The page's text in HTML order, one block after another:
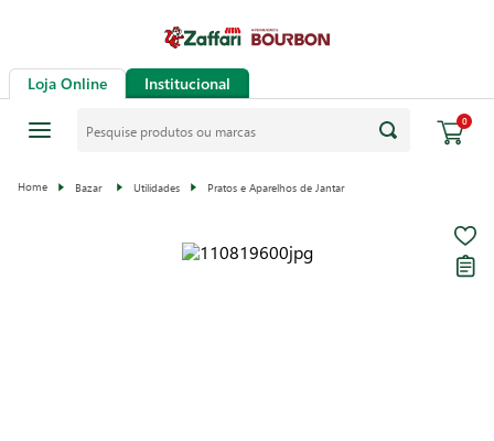
Loja Online Institucional
0
Bazar Utilidades Pratos e Aparelhos de Jantar